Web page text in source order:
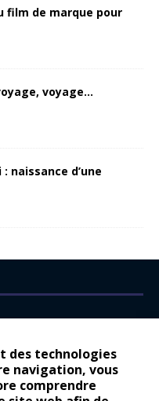
des technologies
navigation, vous
comprendre
film de marque pour
voyage…
naissance d’une
Citroën